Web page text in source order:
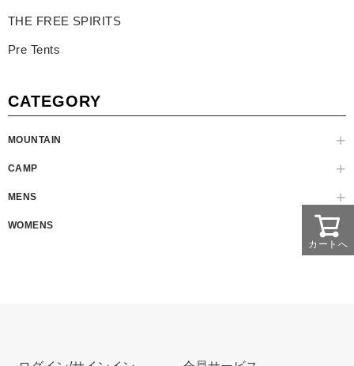
THE FREE SPIRITS
Pre Tents
CATEGORY
MOUNTAIN
CAMP
MENS
WOMENS
カートへ